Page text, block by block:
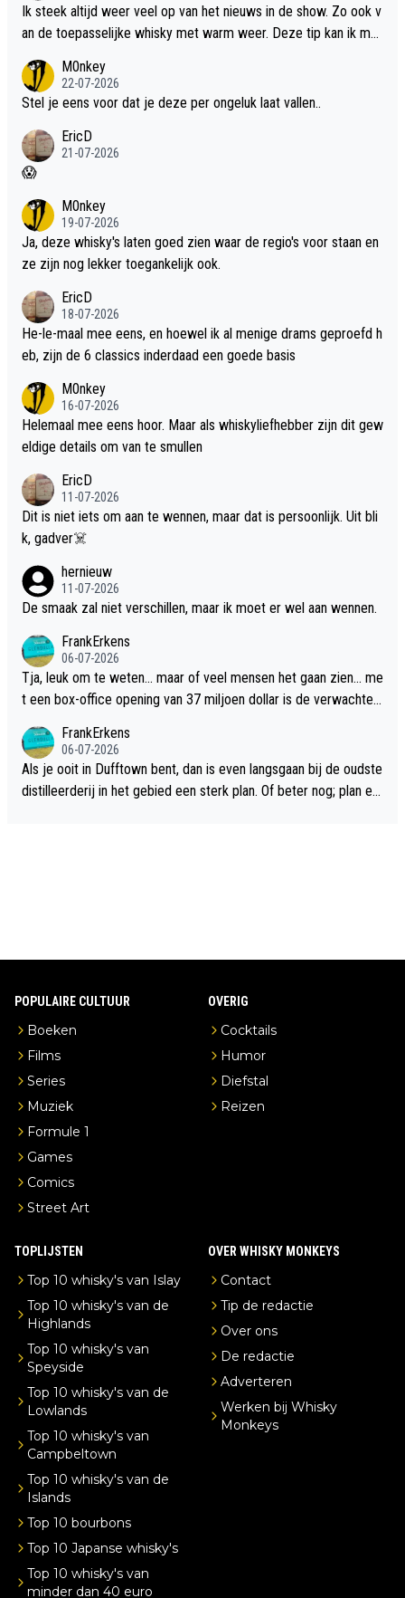
Ik steek altijd weer veel op van het nieuws in de show. Zo ook v
an de toepasselijke whisky met warm weer. Deze tip kan ik met
M0nkey
22-07-2026
Stel je eens voor dat je deze per ongeluk laat vallen..
EricD
21-07-2026
😱
M0nkey
19-07-2026
Ja, deze whisky's laten goed zien waar de regio's voor staan en
ze zijn nog lekker toegankelijk ook.
EricD
18-07-2026
He-le-maal mee eens, en hoewel ik al menige drams geproefd h
eb, zijn de 6 classics inderdaad een goede basis
M0nkey
16-07-2026
Helemaal mee eens hoor. Maar als whiskyliefhebber zijn dit gew
eldige details om van te smullen
EricD
11-07-2026
Dit is niet iets om aan te wennen, maar dat is persoonlijk. Uit bli
k, gadver☠️
hernieuw
11-07-2026
De smaak zal niet verschillen, maar ik moet er wel aan wennen.
FrankErkens
06-07-2026
Tja, leuk om te weten... maar of veel mensen het gaan zien... me
t een box-office opening van 37 miljoen dollar is de verwachte
FrankErkens
06-07-2026
Als je ooit in Dufftown bent, dan is even langsgaan bij de oudste
distilleerderij in het gebied een sterk plan. Of beter nog; plan ee
POPULAIRE CULTUUR
Boeken
Films
Series
Muziek
Formule 1
Games
Comics
Street Art
OVERIG
Cocktails
Humor
Diefstal
Reizen
TOPLIJSTEN
Top 10 whisky's van Islay
Top 10 whisky's van de
Highlands
Top 10 whisky's van
Speyside
Top 10 whisky's van de
Lowlands
Top 10 whisky's van
Campbeltown
Top 10 whisky's van de
Islands
Top 10 bourbons
Top 10 Japanse whisky's
Top 10 whisky's van
minder dan 40 euro
OVER WHISKY MONKEYS
Contact
Tip de redactie
Over ons
De redactie
Adverteren
Werken bij Whisky
Monkeys